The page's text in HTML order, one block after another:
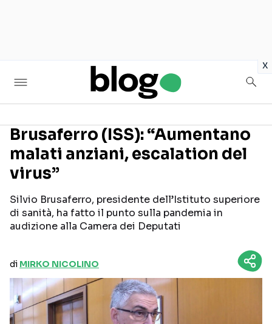
x
Seguici sui social
Brusaferro (ISS): “Aumentano
malati anziani, escalation del
virus”
Silvio Brusaferro, presidente dell’Istituto superiore
di sanità, ha fatto il punto sulla pandemia in
audizione alla Camera dei Deputati
di MIRKO NICOLINO